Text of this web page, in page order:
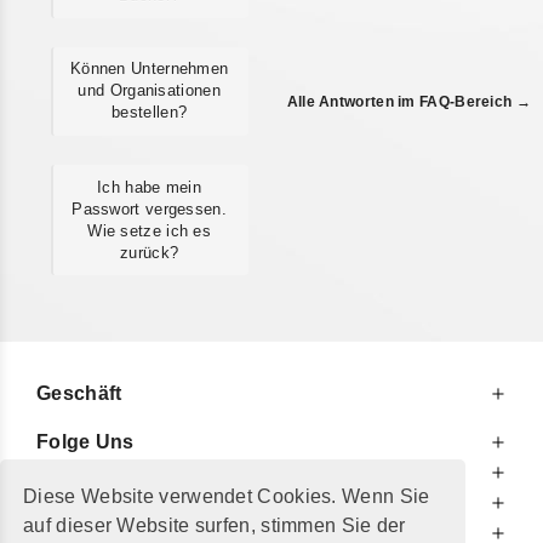
Diese Website verwendet Cookies. Wenn Sie
auf dieser Website surfen, stimmen Sie der
Können Unternehmen
und Organisationen
bestellen?
Ich habe mein
Passwort vergessen.
Wie setze ich es
zurück?
Alle Antworten im FAQ-Bereich →
Geschäft
Folge Uns
Zu Ihrer Information
Zusätzlich